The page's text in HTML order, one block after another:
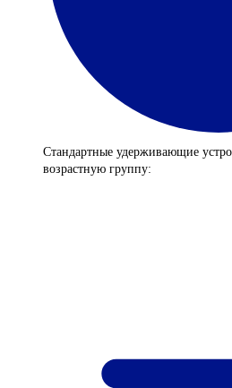
Стандартные удерживающие
возрастную группу: